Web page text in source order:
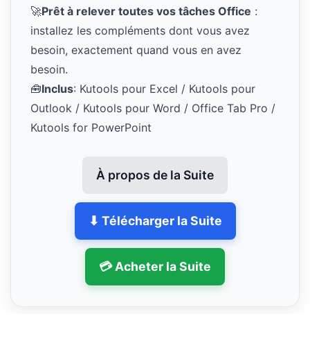
🚀Prêt à relever toutes vos tâches Office :
installez les compléments dont vous avez
besoin, exactement quand vous en avez
besoin.
🧰Inclus: Kutools pour Excel / Kutools pour
Outlook / Kutools pour Word / Office Tab Pro /
Kutools for PowerPoint
À propos de la Suite
⬇ Télécharger la Suite
💳 Acheter la Suite